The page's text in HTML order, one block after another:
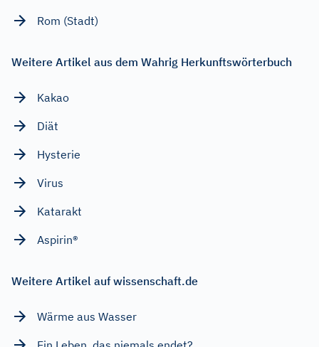
Rom (Stadt)
Weitere Artikel aus dem Wahrig Herkunftswörterbuch
Kakao
Diät
Hysterie
Virus
Katarakt
Aspirin®
Weitere Artikel auf wissenschaft.de
Wärme aus Wasser